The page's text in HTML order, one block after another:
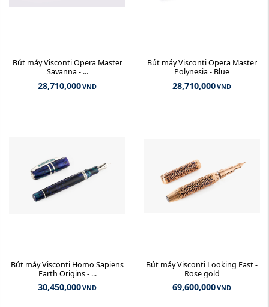
Bút máy Visconti Opera Master
Savanna - ...
28,710,000VND
Bút máy Visconti Opera Master
Polynesia - Blue
28,710,000VND
Bút máy Visconti Homo Sapiens
Earth Origins - ...
30,450,000VND
Bút máy Visconti Looking East -
Rose gold
69,600,000VND